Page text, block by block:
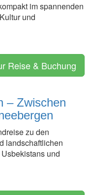
im spannenden
und
Reise & Buchung
– Zwischen
zu den
landschaftlichen
und